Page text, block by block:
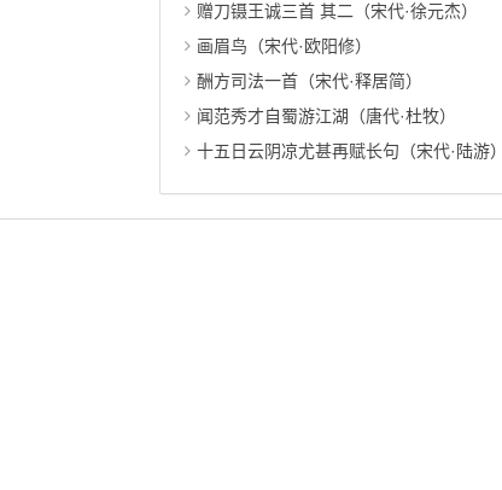
赠刀镊王诚三首 其二（宋代·徐元杰）
画眉鸟（宋代·欧阳修）
酬方司法一首（宋代·释居简）
闻范秀才自蜀游江湖（唐代·杜牧）
十五日云阴凉尤甚再赋长句（宋代·陆游）